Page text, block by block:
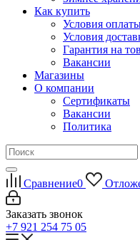
Как купить
Условия
Условия
Гарантия на
Вакансии
Магазины
О компании
Сертификаты
Вакансии
Политика
Сравнение0
Заказать звонок
+7 921 254 75 05